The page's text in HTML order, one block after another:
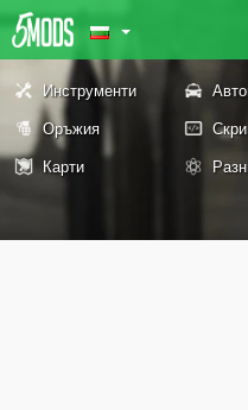
Инструменти
Оръжия
Карти